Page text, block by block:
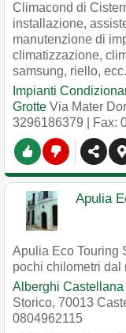
Climacond di
installazione,
manutenzione di
climatizzazione,
samsung, riello, ecc.
Impianti
Grotte Via Mater
3296186379 | Fax:
Apulia
Apulia Eco Touring
pochi chilometri dal
Alberghi Castellana
Storico, 70013
0804962115